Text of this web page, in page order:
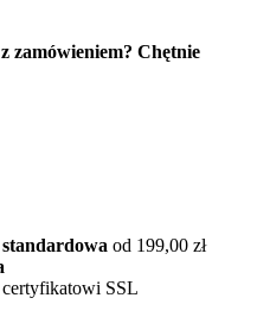
zamówieniem? Chętnie
od 199,00 zł
SSL